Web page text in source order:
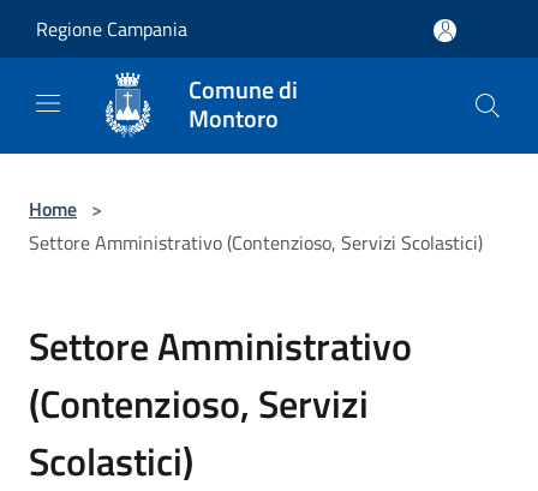
Regione Campania
Comune di
Montoro
Home >
Settore Amministrativo (Contenzioso, Servizi Scolastici)
Settore Amministrativo
(Contenzioso, Servizi
Scolastici)